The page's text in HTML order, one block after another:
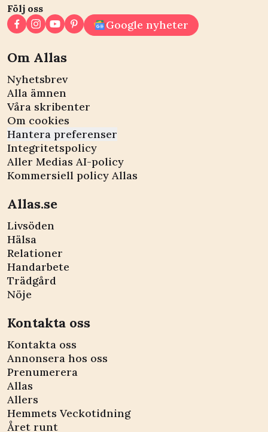
Följ oss
Google nyheter
Om Allas
Nyhetsbrev
Alla ämnen
Våra skribenter
Om cookies
Hantera preferenser
Integritetspolicy
Aller Medias AI-policy
Kommersiell policy Allas
Allas.se
Livsöden
Hälsa
Relationer
Handarbete
Trädgård
Nöje
Kontakta oss
Kontakta oss
Annonsera hos oss
Prenumerera
Allas
Allers
Hemmets Veckotidning
Året runt